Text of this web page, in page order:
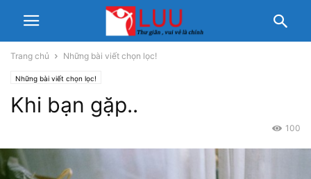
Trang chủ Những bài viết chọn lọc!
Những bài viết chọn lọc!
Khi bạn gặp..
100